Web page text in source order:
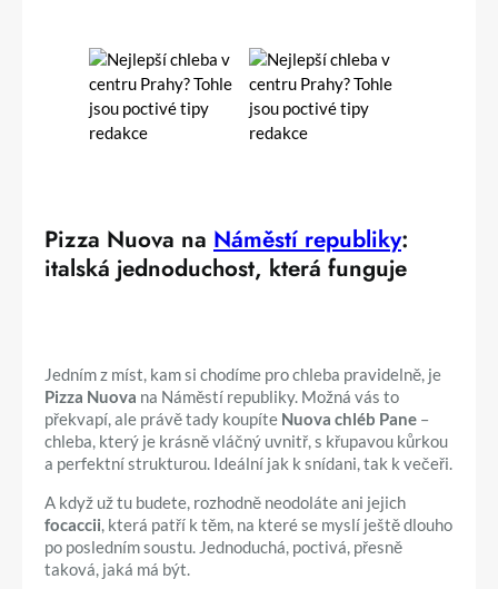
Pizza Nuova na Náměstí republiky:
italská jednoduchost, která funguje
Jedním z míst, kam si chodíme pro chleba pravidelně, je
Pizza Nuova na Náměstí republiky. Možná vás to
překvapí, ale právě tady koupíte Nuova chléb Pane –
chleba, který je krásně vláčný uvnitř, s křupavou kůrkou
a perfektní strukturou. Ideální jak k snídani, tak k večeři.
A když už tu budete, rozhodně neodoláte ani jejich
focaccii, která patří k těm, na které se myslí ještě dlouho
po posledním soustu. Jednoduchá, poctivá, přesně
taková, jaká má být.